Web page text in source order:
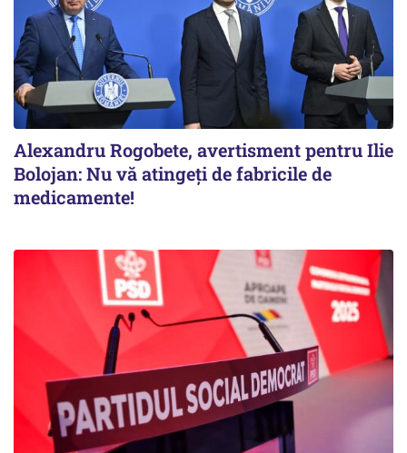
Alexandru Rogobete, avertisment pentru Ilie
Bolojan: Nu vă atingeți de fabricile de
medicamente!